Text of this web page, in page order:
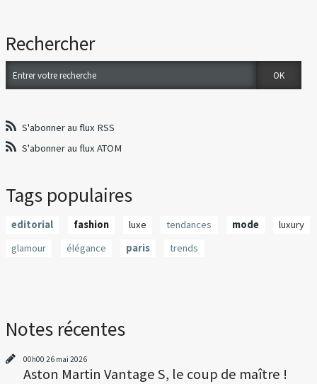
Rechercher
S'abonner au flux RSS
S'abonner au flux ATOM
Tags populaires
editorial fashion luxe tendances mode
luxury
glamour
élégance paris trends
Notes récentes
00h00 26 mai 2026
Aston Martin Vantage S, le coup de maître !